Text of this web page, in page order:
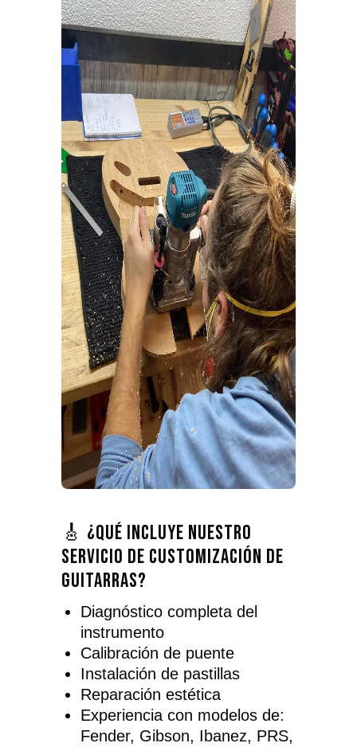
🎸 ¿Qué incluye nuestro
servicio de customización de
guitarras?
Diagnóstico completa del
instrumento
Calibración de puente
Instalación de pastillas
Reparación estética
Experiencia con modelos de:
Fender, Gibson, Ibanez, PRS,